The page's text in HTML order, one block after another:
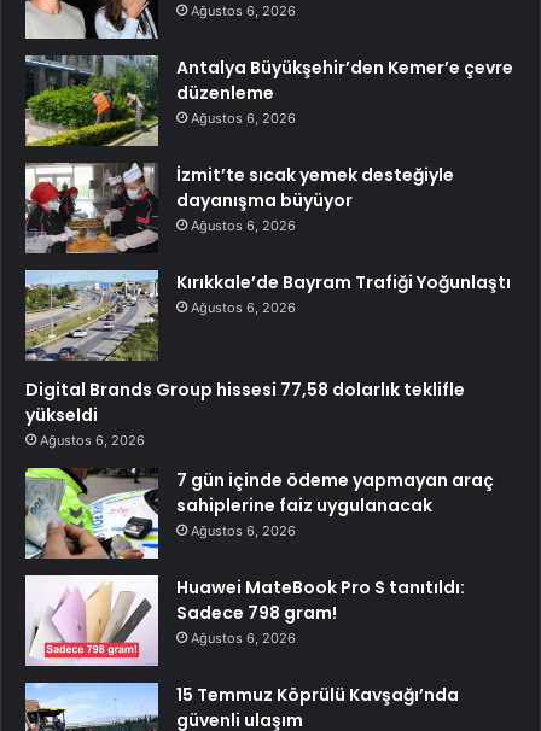
Ağustos 6, 2026
Antalya Büyükşehir’den Kemer’e çevre
düzenleme
Ağustos 6, 2026
İzmit’te sıcak yemek desteğiyle
dayanışma büyüyor
Ağustos 6, 2026
Kırıkkale’de Bayram Trafiği Yoğunlaştı
Ağustos 6, 2026
Digital Brands Group hissesi 77,58 dolarlık teklifle
yükseldi
Ağustos 6, 2026
7 gün içinde ödeme yapmayan araç
sahiplerine faiz uygulanacak
Ağustos 6, 2026
Huawei MateBook Pro S tanıtıldı:
Sadece 798 gram!
Ağustos 6, 2026
15 Temmuz Köprülü Kavşağı’nda
güvenli ulaşım